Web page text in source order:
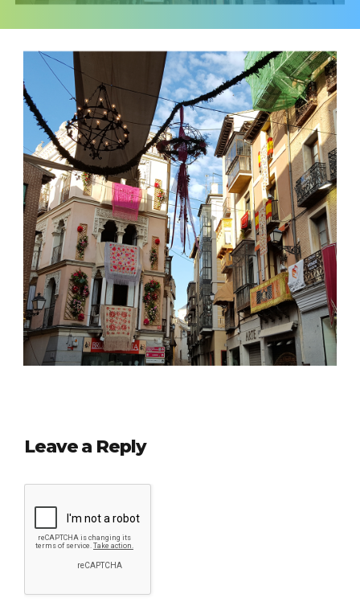
Leave a Reply